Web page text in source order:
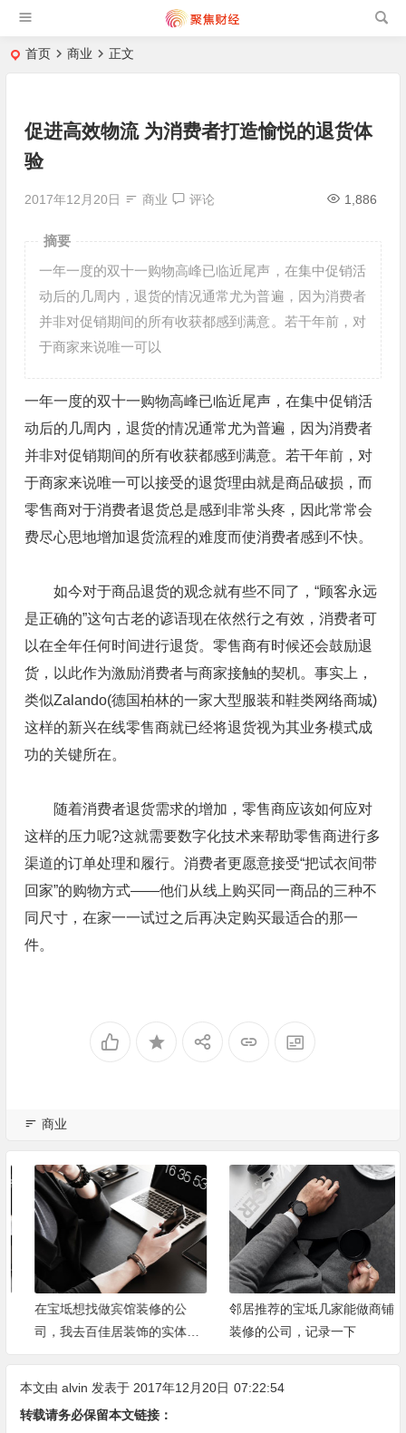
首页 商业 正文
促进高效物流 为消费者打造愉悦的退货体
验
2017年12月20日 商业 评论 1,886
摘要
一年一度的双十一购物高峰已临近尾声，在集中促销活
动后的几周内，退货的情况通常尤为普遍，因为消费者
并非对促销期间的所有收获都感到满意。若干年前，对
于商家来说唯一可以
一年一度的双十一购物高峰已临近尾声，在集中促销活
动后的几周内，退货的情况通常尤为普遍，因为消费者
并非对促销期间的所有收获都感到满意。若干年前，对
于商家来说唯一可以接受的退货理由就是商品破损，而
零售商对于消费者退货总是感到非常头疼，因此常常会
费尽心思地增加退货流程的难度而使消费者感到不快。
如今对于商品退货的观念就有些不同了，“顾客永远
是正确的”这句古老的谚语现在依然行之有效，消费者可
以在全年任何时间进行退货。零售商有时候还会鼓励退
货，以此作为激励消费者与商家接触的契机。事实上，
类似Zalando(德国柏林的一家大型服装和鞋类网络商城)
这样的新兴在线零售商就已经将退货视为其业务模式成
功的关键所在。
随着消费者退货需求的增加，零售商应该如何应对
这样的压力呢?这就需要数字化技术来帮助零售商进行多
渠道的订单处理和履行。消费者更愿意接受“把试衣间带
回家”的购物方式——他们从线上购买同一商品的三种不
同尺寸，在家一一试过之后再决定购买最适合的那一
件。
商业
在宝坻想找做宾馆装修的公
司，我去百佳居装饰的实体店
了解了一下
邻居推荐的宝坻几家能做商铺
装修的公司，记录一下
本文由 alvin 发表于 2017年12月20日 07:22:54
转载请务必保留本文链接：